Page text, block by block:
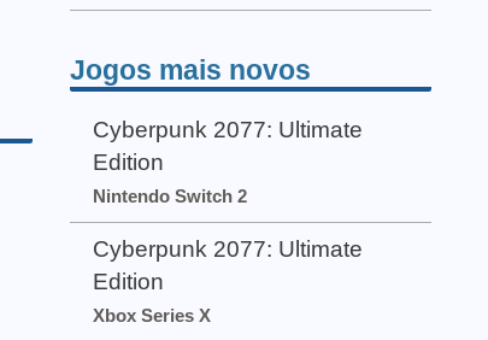
Jogos mais novos
Cyberpunk 2077: Ultimate
Edition
Nintendo Switch 2
Cyberpunk 2077: Ultimate
Edition
Xbox Series X